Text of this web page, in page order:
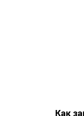
Как